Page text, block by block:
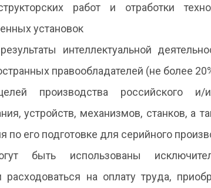
работ и отработки
установок
интеллектуальной
правообладателей (не более
производства российского и/
устройств, механизмов, станков, а
по его подготовке для серийного
быть использованы
на оплату труда,